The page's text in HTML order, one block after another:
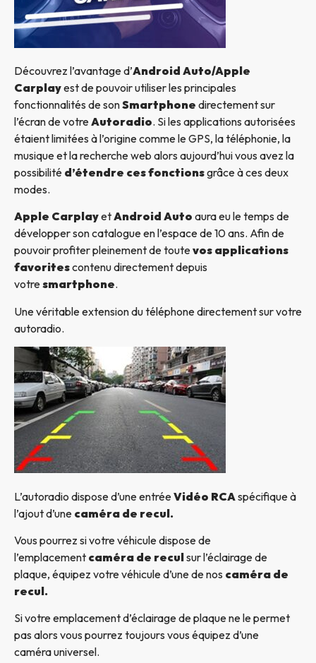
Découvrez l’avantage d’Android Auto/Apple
Carplayest de pouvoir utiliser les principales
fonctionnalités de sonSmartphone directement sur
l’écran de votreAutoradio. Si les applications autorisées
étaient limitées à l’origine comme le GPS, la téléphonie, la
musique et la recherche web alors aujourd’hui vous avez la
possibilité d’étendre ces fonctionsgrâce à ces deux
modes.
Apple CarplayetAndroid Auto aura eu le temps de
développer son catalogue en l’espace de 10 ans. Afin de
pouvoir profiter pleinement de toutevos applications
favoritescontenu directement depuis
votresmartphone.
Une véritable extension du téléphone directement sur votre
autoradio.
L’autoradio dispose d’une entréeVidéo RCAspécifique à
l’ajout d’une caméra de recul.
Vous pourrez si votre véhicule dispose de
l’emplacement caméra de reculsur l’éclairage de
plaque, équipez votre véhicule d’une de nos caméra de
recul.
Si votre emplacement d’éclairage de plaque ne le permet
pas alors vous pourrez toujours vous équipez d’une
caméra universel.